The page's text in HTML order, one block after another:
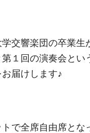
交響楽団の卒業
１回の演奏会と
届けします♪
で全席自由席とな